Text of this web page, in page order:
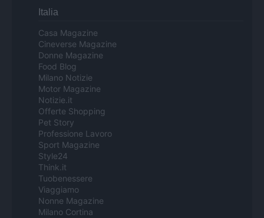
Italia
Casa Magazine
Cineverse Magazine
Donne Magazine
Food Blog
Milano Notizie
Motor Magazine
Notizie.it
Offerte Shopping
Pet Story
Professione Lavoro
Sport Magazine
Style24
Think.it
Tuobenessere
Viaggiamo
Nonne Magazine
Milano Cortina